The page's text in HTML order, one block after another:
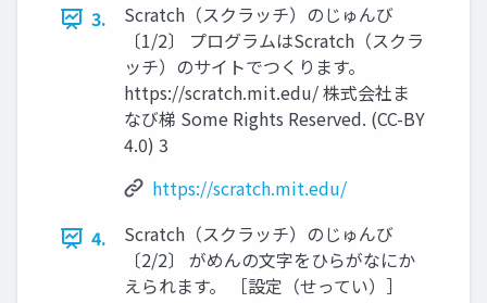
3.
Scratch（スクラッチ）のじゅんび
〔1/2〕 プログラムはScratch（スクラ
ッチ）のサイトでつくります。
https://scratch.mit.edu/ 株式会社ま
なび梯 Some Rights Reserved. (CC-BY
4.0) 3
https://scratch.mit.edu/
4.
Scratch（スクラッチ）のじゅんび
〔2/2〕 がめんの文字をひらがなにか
えられます。 ［設定（せってい）］